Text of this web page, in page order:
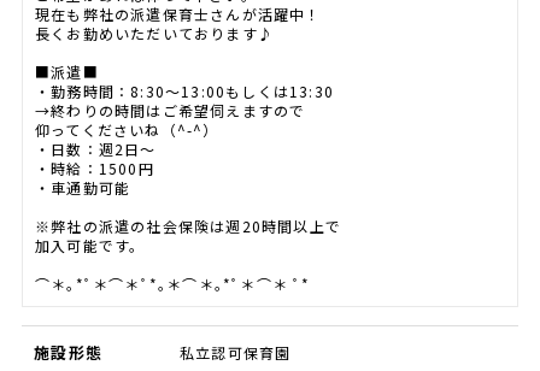
現在も弊社の派遣保育士さんが活躍中！
長くお勤めいただいております♪
■派遣■
・勤務時間：8:30～13:00もしくは13:30
→終わりの時間はご希望伺えますので
仰ってくださいね（^-^）
・日数：週2日～
・時給：1500円
・車通勤可能
※弊社の派遣の社会保険は週20時間以上で
加入可能です。
⌒＊｡*ﾟ＊⌒＊ﾟ*｡＊⌒＊｡*ﾟ＊⌒＊ ﾟ*
施設形態 私立認可保育園